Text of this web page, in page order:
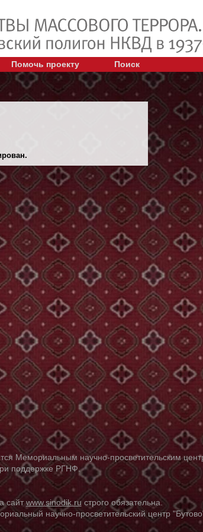
Помочь проекту Поиск
Мемориальным научно-просветительским
поддержке РГНФ.
сайтwww.sinodik.ru строго обязательна.
научно-просветительский центр